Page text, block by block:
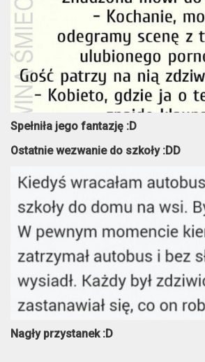
Spełniła jego fantazję :D
Ostatnie wezwanie do szkoły :DD
Nagły przystanek :D